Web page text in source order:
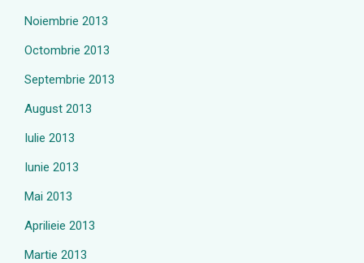
Noiembrie 2013
Octombrie 2013
Septembrie 2013
August 2013
Iulie 2013
Iunie 2013
Mai 2013
Aprilieie 2013
Martie 2013